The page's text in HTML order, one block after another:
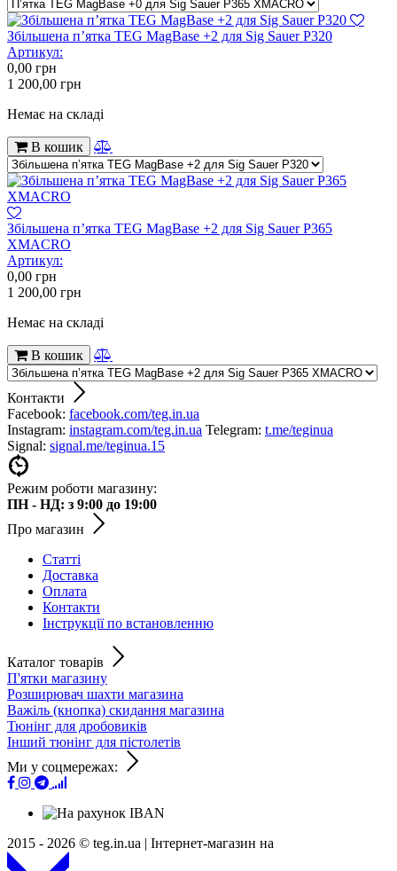
Збільшена п’ятка TEG MagBase +2 для Sig Sauer P320
Артикул:
0,00 грн
1 200,00 грн
Немає на складі
В кошик
Збільшена п’ятка TEG MagBase +2 для Sig Sauer P365
XMACRO
Артикул:
0,00 грн
1 200,00 грн
Немає на складі
В кошик
Контакти
Facebook: facebook.com/teg.in.ua
Instagram: instagram.com/teg.in.ua Telegram: t.me/teginua
Signal: signal.me/teginua.15
Режим роботи магазину:
ПН - НД: з 9:00 до 19:00
Про магазин
Статті
Доставка
Оплата
Контакти
Інструкції по встановленню
Каталог товарів
П'ятки магазину
Розширювач шахти магазина
Важіль (кнопка) скидання магазина
Тюнінг для дробовиків
Інший тюнінг для пістолетів
Ми у соцмережах:
2015 - 2026 © teg.in.ua | Інтернет-магазин на